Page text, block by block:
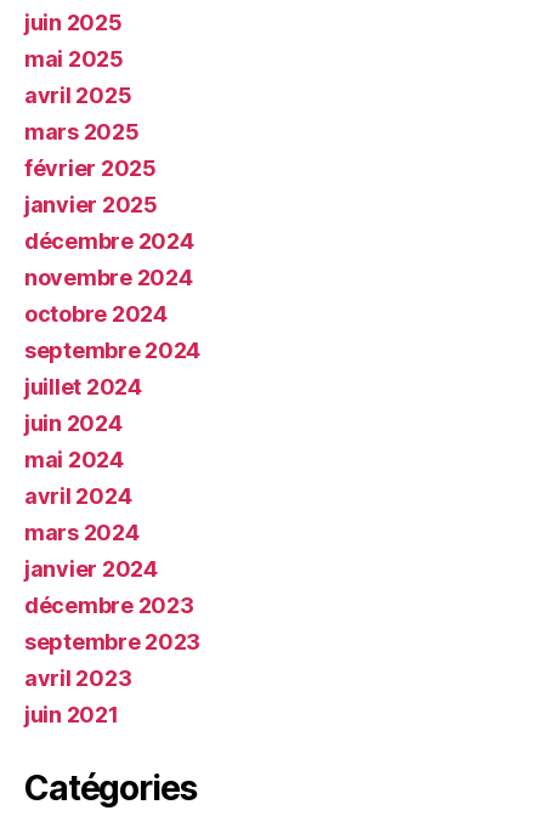
juin 2025
mai 2025
avril 2025
mars 2025
février 2025
janvier 2025
décembre 2024
novembre 2024
octobre 2024
septembre 2024
juillet 2024
juin 2024
mai 2024
avril 2024
mars 2024
janvier 2024
décembre 2023
septembre 2023
avril 2023
juin 2021
Catégories